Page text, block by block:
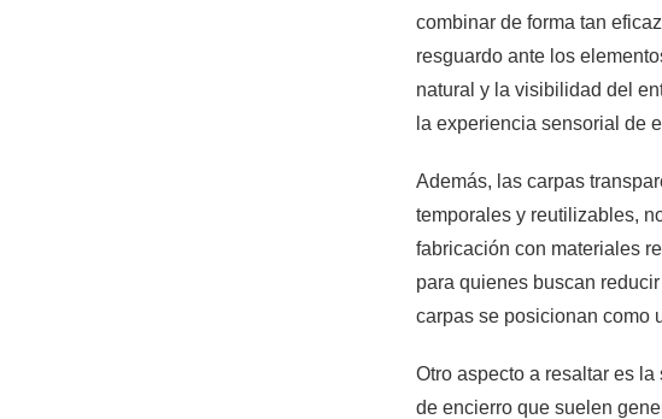
combinar de forma tan
resguardo ante los
natural y la visibilidad del
la experiencia sensorial de
Además, las carpas
temporales y reutilizables,
fabricación con materiales
para quienes buscan
carpas se posicionan como
Otro aspecto a resaltar es
de encierro que suelen